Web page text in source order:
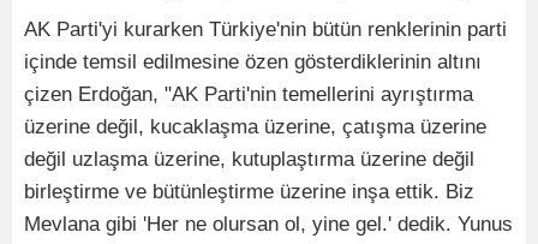
AK Parti'yi kurarken Türkiye'nin bütün renklerinin parti
içinde temsil edilmesine özen gösterdiklerinin altını
çizen Erdoğan, "AK Parti'nin temellerini ayrıştırma
üzerine değil, kucaklaşma üzerine, çatışma üzerine
değil uzlaşma üzerine, kutuplaştırma üzerine değil
birleştirme ve bütünleştirme üzerine inşa ettik. Biz
Mevlana gibi 'Her ne olursan ol, yine gel.' dedik. Yunus